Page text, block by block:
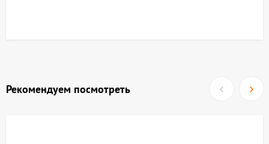
Рекомендуем посмотреть